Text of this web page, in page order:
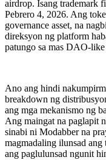
airdrop. Isang trademark
Pebrero 4, 2026. Ang
governance asset, na
direksyon ng platform
patungo sa mas DAO-
Ano ang hindi
breakdown ng
ang mga mekanismo ng
Ang maingat na paglapit
sinabi ni Modabber na
magmadaling ilunsad
ang paglulunsad ngunit